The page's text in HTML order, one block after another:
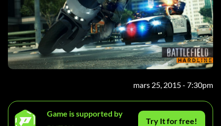
mars 25, 2015 - 7:30pm
Game is supported by
Try It for free!